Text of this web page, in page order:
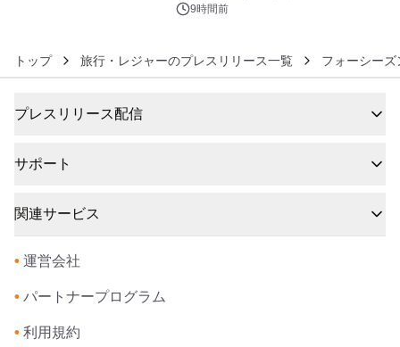
9時間前
トップ 旅行・レジャーのプレスリリース一覧 フォーシー
プレスリリース配信
サポート
関連サービス
• 運営会社
• パートナープログラム
• 利用規約